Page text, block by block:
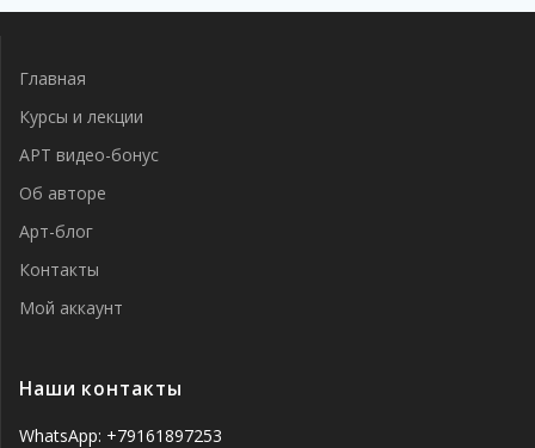
Главная
Курсы и лекции
АРТ видео-бонус
Об авторе
Арт-блог
Контакты
Мой аккаунт
Наши контакты
WhatsApp: +79161897253